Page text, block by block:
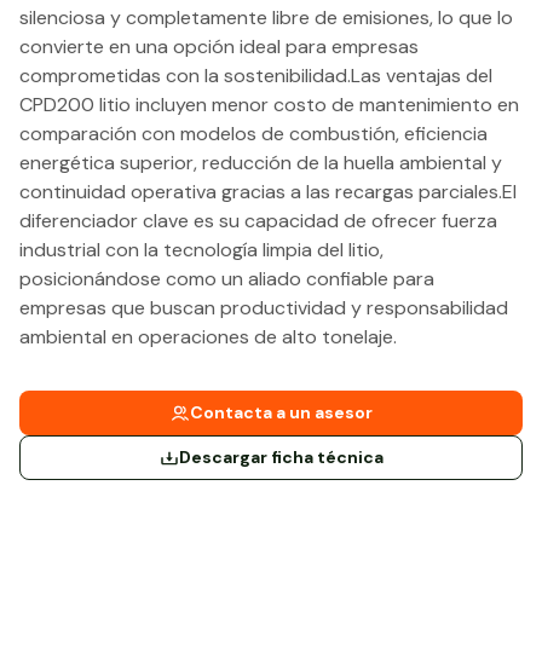
silenciosa y completamente libre de emisiones, lo que lo
convierte en una opción ideal para empresas
comprometidas con la sostenibilidad.Las ventajas del
CPD200 litio incluyen menor costo de mantenimiento en
comparación con modelos de combustión, eficiencia
energética superior, reducción de la huella ambiental y
continuidad operativa gracias a las recargas parciales.El
diferenciador clave es su capacidad de ofrecer fuerza
industrial con la tecnología limpia del litio,
posicionándose como un aliado confiable para
empresas que buscan productividad y responsabilidad
ambiental en operaciones de alto tonelaje.
Contacta a un asesor
Descargar ficha técnica